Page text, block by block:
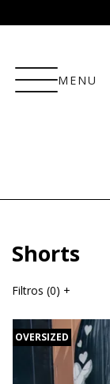
MENU
Shorts
Filtros (0) +
OVERSIZED